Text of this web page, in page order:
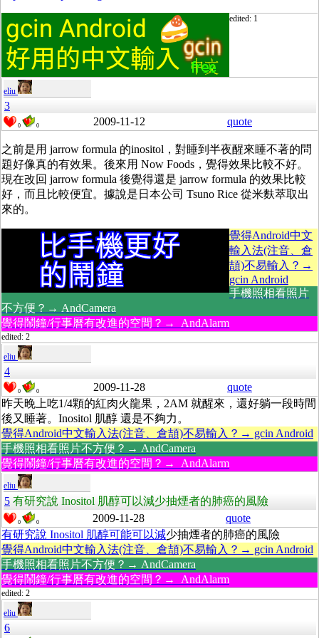
edited: 1
eliu
3
0 0 2009-11-12 quote
之前是用 jarrow formula 的inositol，對睡到半夜醒來睡不著的問
題好像真的有效果。後來用 Now Foods，覺得效果比較不好。
現在改回 jarrow formula 後覺得還是 jarrow formula 的效果比較
好，而且比較便宜。據說是日本公司 Tsuno Rice 從米麩萃取出
來的。
覺得Android中文
輸入法(注音、倉
頡)不易輸入？→
gcin Android
手機照相看照片
不方便？→ AndCamera
覺得鬧鐘/行事曆有改進的空間？→ AndAlarm
edited: 2
eliu
4
0 0 2009-11-28
quote
昨天晚上吃1/4顆的紅肉火龍果，2AM 就醒來，還好躺一段時間
後又睡著。Inositol 肌醇 還是不夠力。
覺得Android中文輸入法(注音、倉頡)不易輸入？→ gcin Android
手機照相看照片不方便？→ AndCamera
覺得鬧鐘/行事曆有改進的空間？→ AndAlarm
eliu
5 有研究說 Inositol 肌醇可以減少抽煙者的肺癌的風險
0 0 2009-11-28
quote
有研究說 Inositol 肌醇可能可以減少抽煙者的肺癌的風險
覺得Android中文輸入法(注音、倉頡)不易輸入？→ gcin Android
手機照相看照片不方便？→ AndCamera
覺得鬧鐘/行事曆有改進的空間？→ AndAlarm
edited: 2
eliu
6